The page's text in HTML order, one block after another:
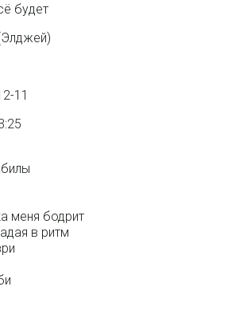
будет
11
меня бодрит
в ритм